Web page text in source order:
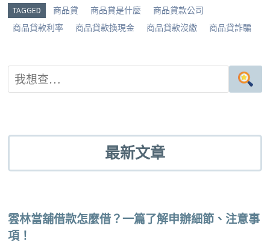
g
er
o
o
er es
TAGGED 商品貸 商品貸是什麼
商品貸款公司
商品貸款利率
商品貸款換現金 商品貸款沒繳 商品貸詐騙
最新文章
雲林當舖借款怎麼借？一篇了解申辦細節、注意事
項！